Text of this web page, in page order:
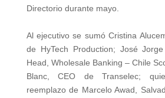
Directorio durante mayo.
Al ejecutivo se sumó Cristina
de HyTech Production; José
Head, Wholesale Banking – Chile
Blanc, CEO de Transelec;
reemplazo de Marcelo Awad,